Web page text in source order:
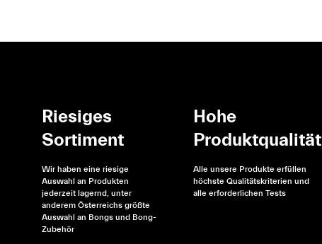
Riesiges
Sortiment
Wir haben eine riesige
Auswahl an Produkten
jederzeit lagernd, unter
anderem Österreichs größte
Auswahl an Bongs und Bong-
Zubehör
Hohe
Produktqualität
Alle unsere Produkte erfüllen
höchste Qualitätskriterien und
alle erforderlichen Tests